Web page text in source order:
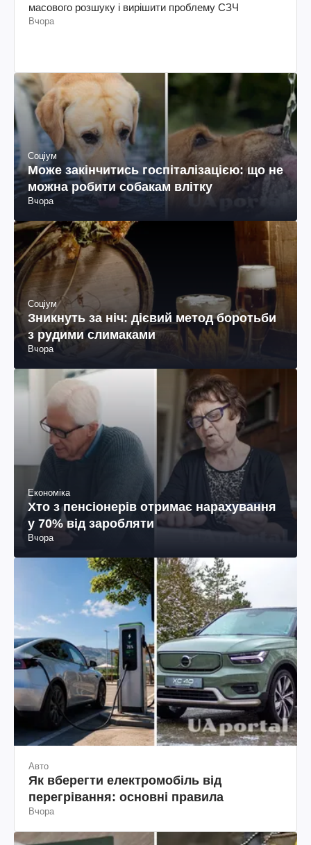
масового розшуку і вирішити проблему СЗЧ
Вчора
Соціум
Може закінчитись госпіталізацією: що не
можна робити собакам влітку
Вчора
Соціум
Зникнуть за ніч: дієвий метод боротьби
з рудими слимаками
Вчора
Економіка
Хто з пенсіонерів отримає нарахування
у 70% від заробляти
Вчора
Авто
Як вберегти електромобіль від
перегрівання: основні правила
Вчора